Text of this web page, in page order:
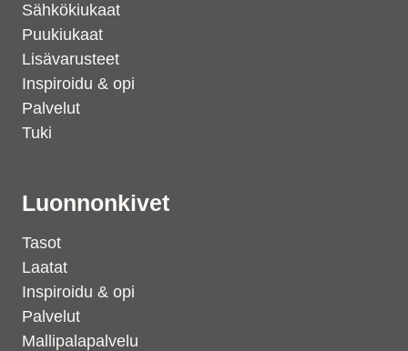
Sähkökiukaat
Puukiukaat
Lisävarusteet
Inspiroidu & opi
Palvelut
Tuki
Luonnonkivet
Tasot
Laatat
Inspiroidu & opi
Palvelut
Mallipalapalvelu